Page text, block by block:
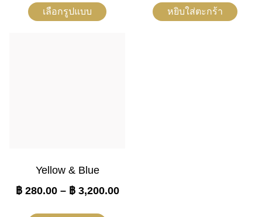
เลือกรูปแบบ หยิบใส่ตะกร้า
Yellow & Blue
฿280.00 – ฿3,200.00